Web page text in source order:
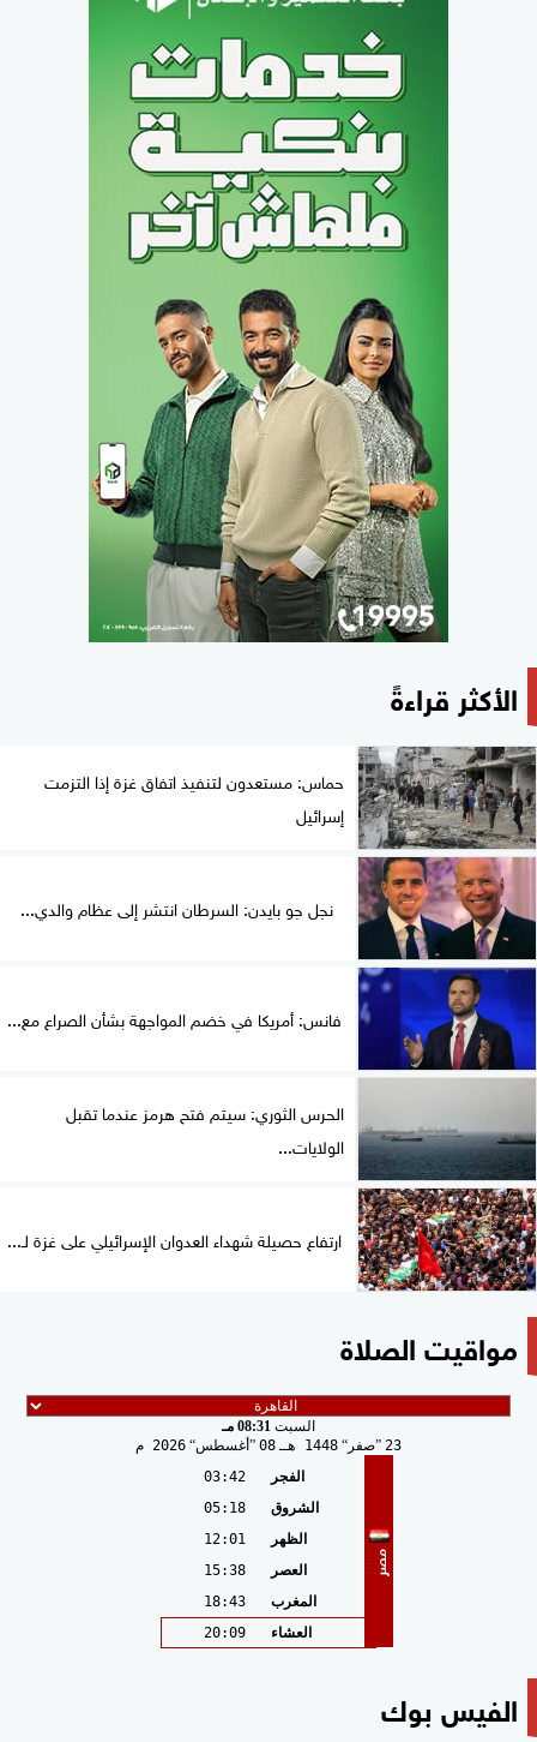
الأكثر قراءةً
حماس: مستعدون لتنفيذ اتفاق غزة إذا التزمت
إسرائيل
نجل جو بايدن: السرطان انتشر إلى عظام والدي...
فانس: أمريكا في خضم المواجهة بشأن الصراع مع...
الحرس الثوري: سيتم فتح هرمز عندما تقبل
الولايات...
ارتفاع حصيلة شهداء العدوان الإسرائيلي على غزة لـ...
مواقيت الصلاة
السبت 08:31 مـ
23 صفر 1448 هـ 08 أغسطس 2026 م
مصر
الفجر
03:42
الشروق
05:18
الظهر
12:01
العصر
15:38
المغرب
18:43
العشاء
20:09
الفيس بوك